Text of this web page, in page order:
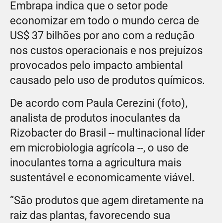
Embrapa indica que o setor pode
economizar em todo o mundo cerca de
US$ 37 bilhões por ano com a redução
nos custos operacionais e nos prejuízos
provocados pelo impacto ambiental
causado pelo uso de produtos químicos.
De acordo com Paula Cerezini (foto),
analista de produtos inoculantes da
Rizobacter do Brasil -- multinacional líder
em microbiologia agrícola --, o uso de
inoculantes torna a agricultura mais
sustentável e economicamente viável.
“São produtos que agem diretamente na
raiz das plantas, favorecendo sua